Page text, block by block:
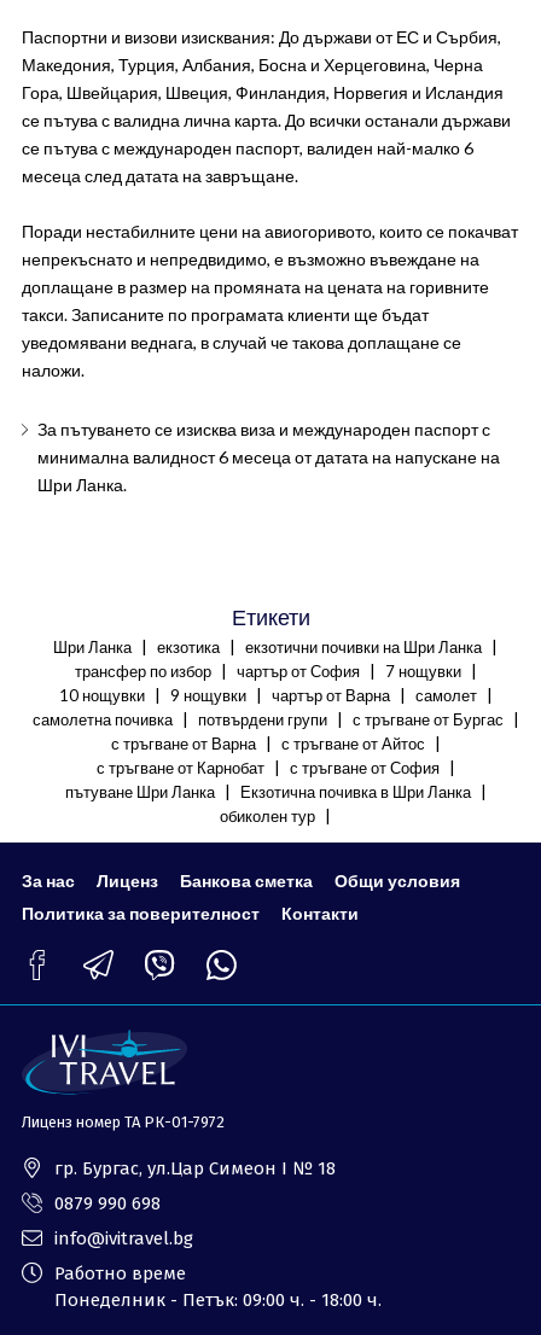
Паспортни и визови изисквания: До държави от ЕС и Сърбия,
Македония, Турция, Албания, Босна и Херцеговина, Черна
Гора, Швейцария, Швеция, Финландия, Норвегия и Исландия
се пътува с валидна лична карта. До всички останали държави
се пътува с международен паспорт, валиден най-малко 6
месеца след датата на завръщане.
Поради нестабилните цени на авиогоривото, които се покачват
непрекъснато и непредвидимо, е възможно въвеждане на
доплащане в размер на промяната на цената на горивните
такси. Записаните по програмата клиенти ще бъдат
уведомявани веднага, в случай че такова доплащане се
наложи.
За пътуването се изисква виза и международен паспорт с
минимална валидност 6 месеца от датата на напускане на
Шри Ланка.
Етикети
Шри Ланка | екзотика | екзотични почивки на Шри Ланка |
трансфер по избор | чартър от София | 7 нощувки |
10 нощувки | 9 нощувки | чартър от Варна | самолет |
самолетна почивка | потвърдени групи | с тръгване от Бургас |
с тръгване от Варна | с тръгване от Айтос |
с тръгване от Карнобат | с тръгване от София |
пътуване Шри Ланка | Екзотична почивка в Шри Ланка |
обиколен тур |
За нас Лиценз Банкова сметка
Общи условия
Политика за поверителност
Контакти
Лиценз номер ТА РК-01-7972
гр. Бургас, ул.Цар Симеон I № 18
0879 990 698
info@ivitravel.bg
Работно време
Понеделник - Петък: 09:00 ч. - 18:00 ч.